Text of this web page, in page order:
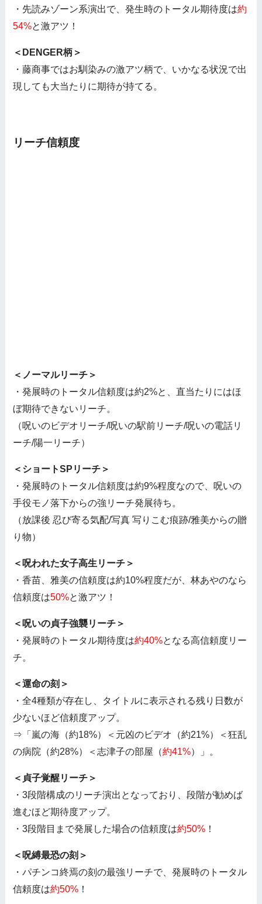
・先読みゾーン系演出で、発生時のトータル期待度は約
54%と激アツ！
＜DENGER柄＞
・藤商事ではお馴染みの激アツ柄で、いかなる状況で出
現しても大当たりに期待が持てる。
リーチ信頼度
＜ノーマルリーチ＞
・発展時のトータル信頼度は約2%と、直当たりにはほ
ぼ期待できないリーチ。
（呪いのビデオリーチ/呪いの駅前リーチ/呪いの電話リ
ーチ/陽一リーチ）
＜ショートSPリーチ＞
・発展時のトータル信頼度は約9%程度なので、呪いの
手役モノ落下からの強リーチ発展待ち。
（放課後 忍び寄る気配/写真 写りこむ痕跡/雅美からの贈
り物）
＜呪われた女子高生リーチ＞
・香苗、雅美の信頼度は約10%程度だが、林あやのなら
信頼度は50%と激アツ！
＜呪いの貞子強襲リーチ＞
・発展時のトータル期待度は約40%となる高信頼度リー
チ。
＜運命の刻＞
・全4種類が存在し、タイトルに表示される残り日数が
少ないほど信頼度アップ。
⇒「嵐の海（約18%）＜元凶のビデオ（約21%）＜狂乱
の病院（約28%）＜志津子の部屋（約41%）」。
＜貞子覚醒リーチ＞
・3段階構成のリーチ演出となっており、段階が勧めば
進むほど期待度アップ。
・3段階目まで発展した場合の信頼度は約50% ！
＜呪縛最恐の刻＞
・パチンコ終焉の刻の最強リーチで、発展時のトータル
信頼度は約50% ！